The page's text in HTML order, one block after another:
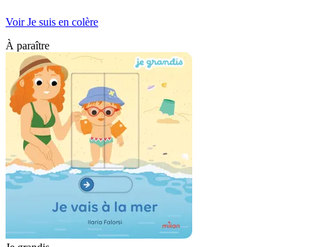
Voir Je suis en colère
À paraître